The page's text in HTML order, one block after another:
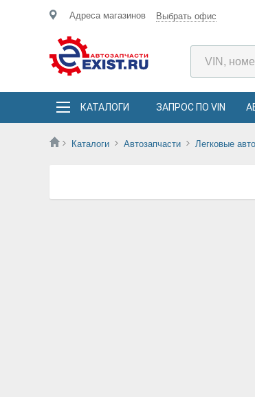
Адреса магазинов Выбрать офис
КАТАЛОГИ ЗАПРОС ПО VIN
Каталоги Автозапчасти Легковые